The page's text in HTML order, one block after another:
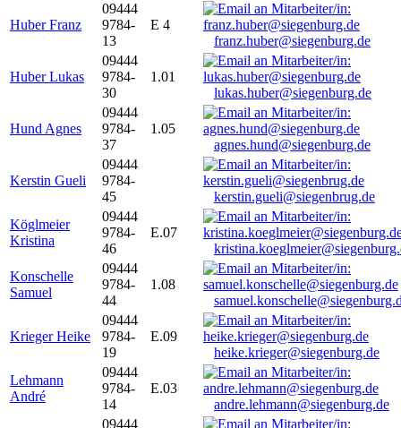
Huber Franz
09444
9784-
13
E 4
franz.huber@siegenburg.de
Huber Lukas
09444
9784-
30
1.01
lukas.huber@siegenburg.de
Hund Agnes
09444
9784-
37
1.05
agnes.hund@siegenburg.de
Kerstin Gueli
09444
9784-
45
kerstin.gueli@siegenbrug.de
Köglmeier
Kristina
09444
9784-
46
E.07
Konschelle
Samuel
09444
9784-
44
1.08
Krieger Heike
09444
9784-
19
E.09
heike.krieger@siegenburg.de
Lehmann
André
09444
9784-
14
E.03
andre.lehmann@siegenburg.de
09444